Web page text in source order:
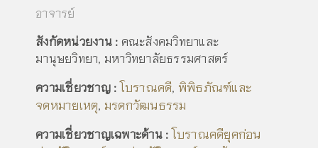
อาจารย์
สังกัดหน่วยงาน : คณะสังคมวิทยาและ
มานุษยวิทยา, มหาวิทยาลัยธรรมศาสตร์
ความเชี่ยวชาญ : โบราณคดี พิพิธภัณฑ์และ
จดหมายเหตุ มรดกวัฒนธรรม
ความเชี่ยวชาญเฉพาะด้าน : โบราณคดียุคก่อน